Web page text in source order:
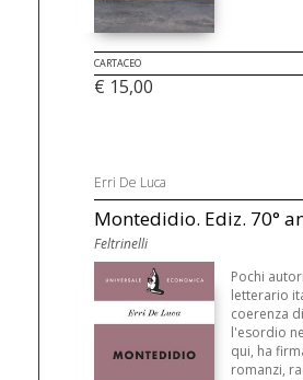
CARTACEO
€ 15,00
Erri De Luca
Montedidio. Ediz. 70°
Feltrinelli
Pochi
letterario
coerenza
l'esordio
qui, ha
romanzi,